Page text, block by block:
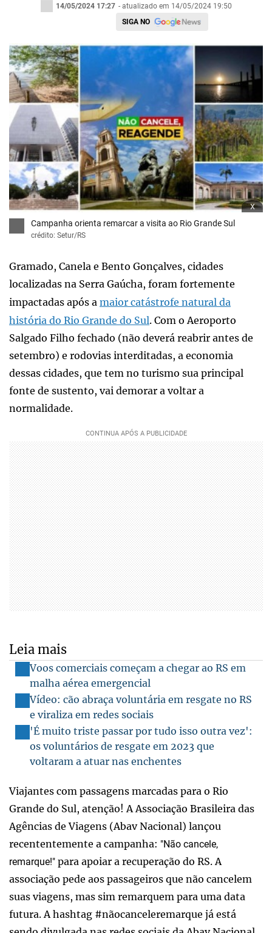
14/05/2024 17:27 - atualizado em 14/05/2024 19:50
SIGA NO
x
Campanha orienta remarcar a visita ao Rio Grande Sul
crédito: Setur/RS
Gramado, Canela e Bento Gonçalves, cidades
localizadas na Serra Gaúcha, foram fortemente
impactadas após a maior catástrofe natural da
história do Rio Grande do Sul. Com o Aeroporto
Salgado Filho fechado (não deverá reabrir antes de
setembro) e rodovias interditadas, a economia
dessas cidades, que tem no turismo sua principal
fonte de sustento, vai demorar a voltar a
normalidade.
Leia mais
Voos comerciais começam a chegar ao RS em
malha aérea emergencial
Vídeo: cão abraça voluntária em resgate no RS
e viraliza em redes sociais
'É muito triste passar por tudo isso outra vez':
os voluntários de resgate em 2023 que
voltaram a atuar nas enchentes
Viajantes com passagens marcadas para o Rio
Grande do Sul, atenção! A Associação Brasileira das
Agências de Viagens (Abav Nacional) lançou
recententemente a campanha: "Não cancele,
remarque!" para apoiar a recuperação do RS. A
associação pede aos passageiros que não cancelem
suas viagens, mas sim remarquem para uma data
futura. A hashtag #nãocanceleremarque já está